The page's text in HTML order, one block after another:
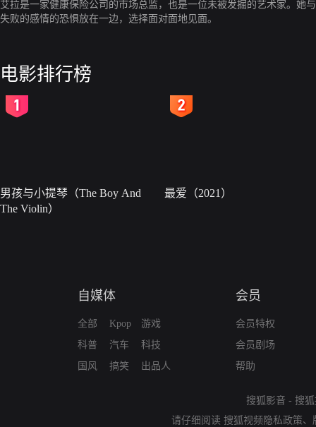
艾拉是一家健康保险公司的市场总监，也是一位未被发掘的艺术家。她
失败的感情的恐惧放在一边，选择面对面地见面。
电影排行榜
男孩与小提琴（The Boy And
The Violin）
最爱（2021）
自媒体
全部
科普
国风
Kpop
汽车
搞笑
游戏
科技
出品人
会员
会员特权
会员剧场
帮助
搜狐影音 - 搜
请仔细阅读 搜狐视频隐私政策、